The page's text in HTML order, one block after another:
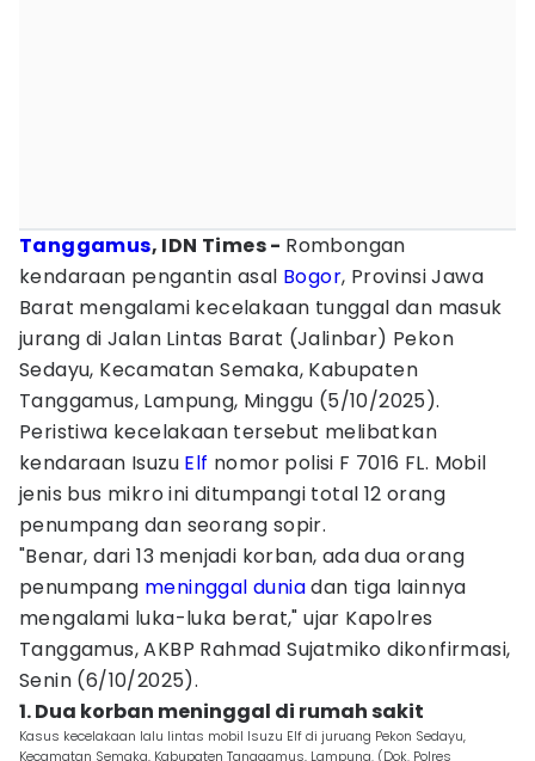
Tanggamus, IDN Times - Rombongan
kendaraan pengantin asal Bogor, Provinsi Jawa
Barat mengalami kecelakaan tunggal dan masuk
jurang di Jalan Lintas Barat (Jalinbar) Pekon
Sedayu, Kecamatan Semaka, Kabupaten
Tanggamus, Lampung, Minggu (5/10/2025).
Peristiwa kecelakaan tersebut melibatkan
kendaraan Isuzu Elf nomor polisi F 7016 FL. Mobil
jenis bus mikro ini ditumpangi total 12 orang
penumpang dan seorang sopir.
"Benar, dari 13 menjadi korban, ada dua orang
penumpang meninggal duniadan tiga lainnya
mengalami luka-luka berat," ujar Kapolres
Tanggamus, AKBP Rahmad Sujatmiko dikonfirmasi,
Senin (6/10/2025).
1. Dua korban meninggal di rumah sakit
Kasus kecelakaan lalu lintas mobil Isuzu Elf di juruang Pekon Sedayu,
Kecamatan Semaka, Kabupaten Tanggamus, Lampung. (Dok. Polres